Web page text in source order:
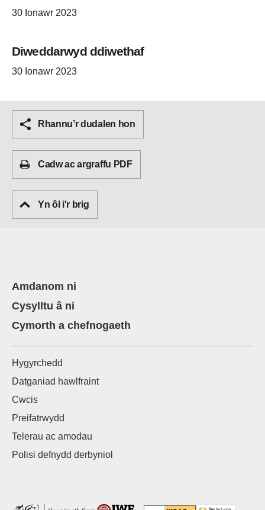
30 Ionawr 2023
Diweddarwyd ddiwethaf
30 Ionawr 2023
Rhannu’r dudalen hon
Cadw ac argraffu PDF
Yn ôl i'r brig
Amdanom ni
Cysylltu â ni
Cymorth a chefnogaeth
Hygyrchedd
Datganiad hawlfraint
Cwcis
Preifatrwydd
Telerau ac amodau
Polisi defnydd derbyniol